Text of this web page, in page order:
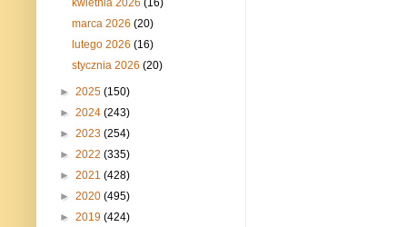
kwietnia 2026(16)
marca 2026(20)
lutego 2026(16)
stycznia 2026(20)
► 2025 (150)
► 2024 (243)
► 2023 (254)
► 2022 (335)
► 2021 (428)
► 2020 (495)
► 2019 (424)